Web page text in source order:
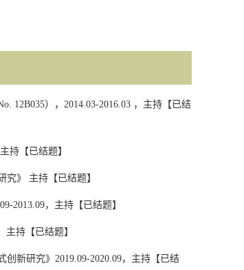
12B035）， 2014.03-2016.03 ，主持【已结
持【已结题】
》 主持【已结题】
2013.09，主持【已结题】
主持【已结题】
创新研究》 2019.09-2020.09，主持【已结